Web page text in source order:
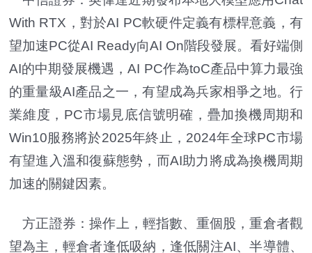
With RTX，對於AI PC軟硬件定義有標桿意義，有
望加速PC從AI Ready向AI On階段發展。看好端側
AI的中期發展機遇，AI PC作為toC產品中算力最強
的重量級AI產品之一，有望成為兵家相爭之地。行
業維度，PC市場見底信號明確，疊加換機周期和
Win10服務將於2025年終止，2024年全球PC市場
有望進入溫和復蘇態勢，而AI助力將成為換機周期
加速的關鍵因素。
方正證券：操作上，輕指數、重個股，重倉者觀
望為主，輕倉者逢低吸納，逢低關注AI、半導體、